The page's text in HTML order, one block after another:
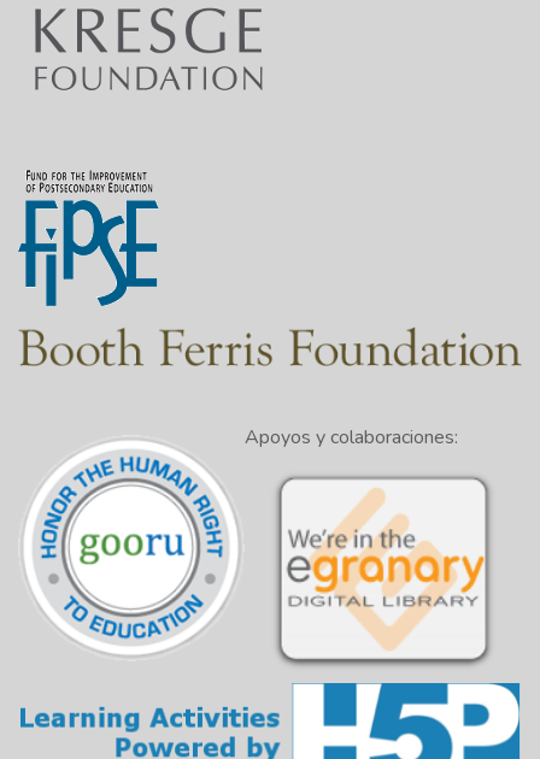
Apoyos y colaboraciones: